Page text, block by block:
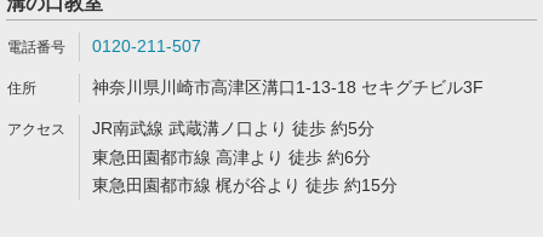
0120-211-507
神奈川県川崎市高津区溝口1-13-18 セキグチビル3F
JR南武線 武蔵溝ノ口より 徒歩 約5分
東急田園都市線 高津より 徒歩 約6分
東急田園都市線 梶が谷より 徒歩 約15分